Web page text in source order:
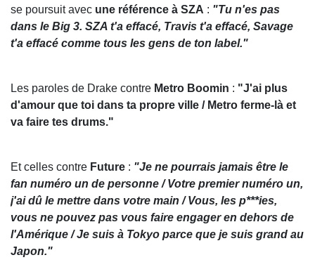
se poursuit avec une référence à SZA : "Tu n'es pas
dans le Big 3. SZA t'a effacé, Travis t'a effacé, Savage
t'a effacé comme tous les gens de ton label."
Les paroles de Drake contre Metro Boomin : "J'ai plus
d'amour que toi dans ta propre ville / Metro ferme-là et
va faire tes drums."
Et celles contre Future : "Je ne pourrais jamais être le
fan numéro un de personne / Votre premier numéro un,
j'ai dû le mettre dans votre main / Vous, les p***ies,
vous ne pouvez pas vous faire engager en dehors de
l'Amérique / Je suis à Tokyo parce que je suis grand au
Japon."